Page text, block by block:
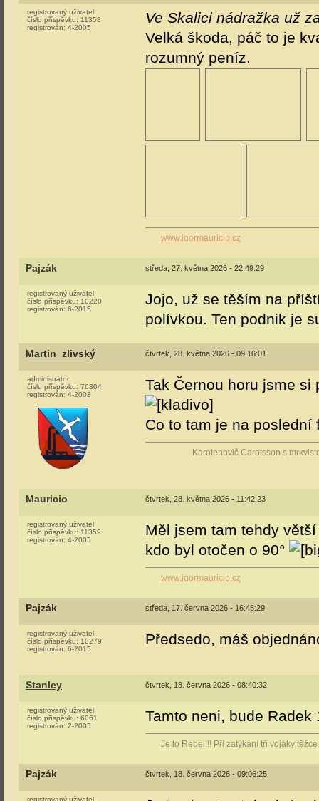
registrovaný uživatel
číslo příspěvku: 11358
registrován: 4-2005
Ve Skalici nádražka už
Velká škoda, páč to je
rozumný peníz.
www.igormauricio.cz
Pajzák středa, 27. května 2026 - 22:49:29
registrovaný uživatel
číslo příspěvku: 10220
registrován: 6-2015
Jojo, už se těším na
polívkou. Ten podnik je
Martin_zlivský čtvrtek, 28. května 2026 - 09:16:01
administrátor
číslo příspěvku: 76304
registrován: 4-2003
Tak Černou horu jsme
Co to tam je na
Karotenovič Carotsson s
Mauricio čtvrtek, 28. května 2026 - 11:42:23
registrovaný uživatel
číslo příspěvku: 11359
registrován: 4-2005
Měl jsem tam tehdy
kdo byl otočen o 90°
www.igormauricio.cz
Pajzák středa, 17. června 2026 - 16:45:29
registrovaný uživatel
číslo příspěvku: 10279
registrován: 6-2015
Předsedo, máš
Stanley čtvrtek, 18. června 2026 - 08:40:32
registrovaný uživatel
číslo příspěvku: 6061
registrován: 2-2005
Tamto neni, bude Radek
Je to Rebel!!! Při zatýkání tři vojáky
Pajzák čtvrtek, 18. června 2026 - 09:06:25
registrovaný uživatel